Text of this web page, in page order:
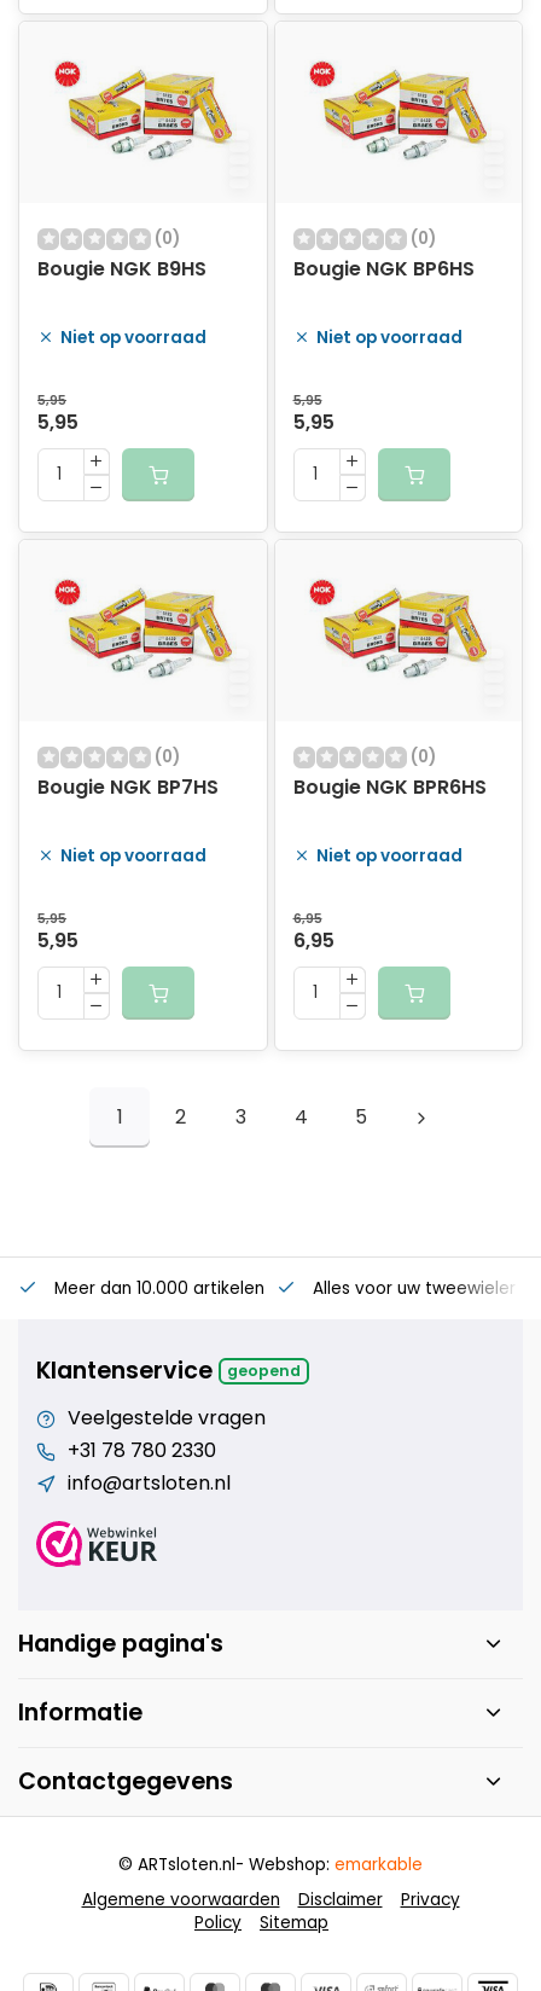
(0)
Bougie NGK B9HS
Niet op voorraad
5,95
5,95
(0)
Bougie NGK BP6HS
Niet op voorraad
5,95
5,95
(0)
Bougie NGK BP7HS
Niet op voorraad
5,95
5,95
(0)
Bougie NGK BPR6HS
Niet op voorraad
6,95
6,95
1 2 3 4 5
Meer dan 10.000 artikelen Alles voor uw tweewieler
Klantenservice geopend
Veelgestelde vragen
+31 78 780 2330
info@artsloten.nl
Handige pagina's
Informatie
Contactgegevens
Algemene voorwaarden Disclaimer
Privacy
Policy
Sitemap
© ARTsloten.nl- Webshop: emarkable